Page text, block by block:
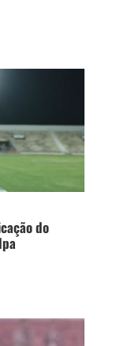
do